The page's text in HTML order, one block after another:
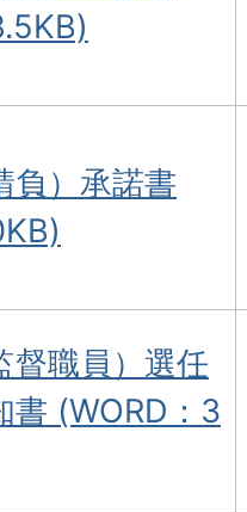
負）承諾書
督職員）選任
書 (WORD：3